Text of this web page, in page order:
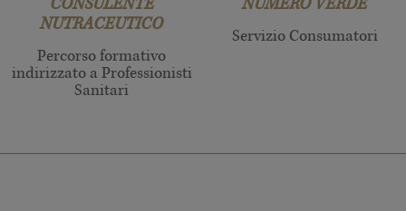
CONSULENTE
NUTRACEUTICO
Percorso formativo
indirizzato a Professionisti
Sanitari
NUMERO VERDE
Servizio Consumatori